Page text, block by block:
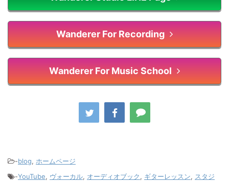
Wanderer For Recording
Wanderer For Music School
-blog, ホームページ
-YouTube, ヴォーカル, オーディオブック, ギターレッスン, スタジ